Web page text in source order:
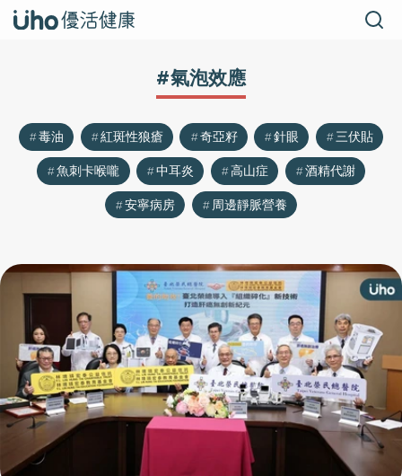
#氣泡效應
毒油 紅斑性狼瘡 奇亞籽 針眼
三伏貼
魚刺卡喉嚨
中耳炎 高山症
酒精代謝
安寧病房
周邊靜脈營養